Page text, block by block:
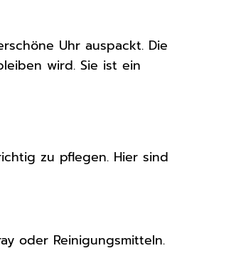
Uhr auspackt. Die
wird. Sie ist ein
zu pflegen. Hier sind
oder Reinigungsmitteln.